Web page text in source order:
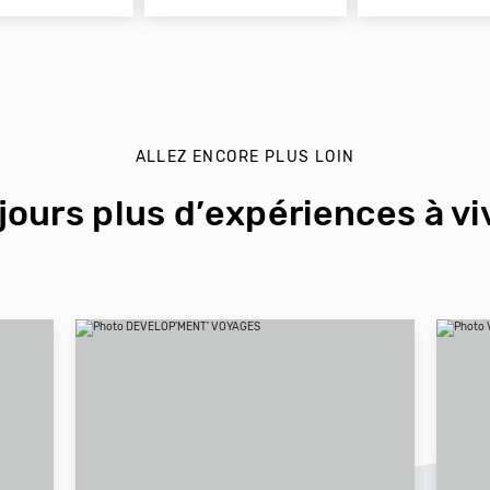
ALLEZ ENCORE PLUS LOIN
plus d’expériences à